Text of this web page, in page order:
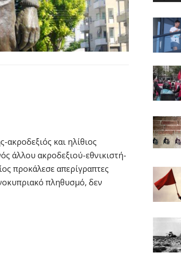
ακροδεξιός και ηλίθιος
άλλου ακροδεξιού-εθνικιστή-
προκάλεσε απερίγραπτες
πληθυσμό, δεν